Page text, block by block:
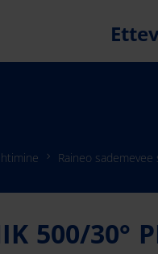
Raineo
500/30°